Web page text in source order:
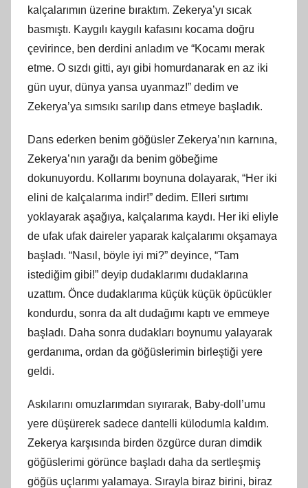
kalçalarımın üzerine bıraktım. Zekerya’yı sıcak
basmıştı. Kaygılı kaygılı kafasını kocama doğru
çevirince, ben derdini anladım ve “Kocamı merak
etme. O sızdı gitti, ayı gibi homurdanarak en az iki
gün uyur, dünya yansa uyanmaz!” dedim ve
Zekerya’ya sımsıkı sarılıp dans etmeye başladık.
Dans ederken benim göğüsler Zekerya’nın karnına,
Zekerya’nın yarağı da benim göbeğime
dokunuyordu. Kollarımı boynuna dolayarak, “Her iki
elini de kalçalarıma indir!” dedim. Elleri sırtımı
yoklayarak aşağıya, kalçalarıma kaydı. Her iki eliyle
de ufak ufak daireler yaparak kalçalarımı okşamaya
başladı. “Nasıl, böyle iyi mi?” deyince, “Tam
istediğim gibi!” deyip dudaklarımı dudaklarına
uzattım. Önce dudaklarıma küçük küçük öpücükler
kondurdu, sonra da alt dudağımı kaptı ve emmeye
başladı. Daha sonra dudakları boynumu yalayarak
gerdanıma, ordan da göğüslerimin birleştiği yere
geldi.
Askılarını omuzlarımdan sıyırarak, Baby-doll’umu
yere düşürerek sadece dantelli külodumla kaldım.
Zekerya karşısında birden özgürce duran dimdik
göğüslerimi görünce başladı daha da sertleşmiş
göğüs uçlarımı yalamaya. Sırayla biraz birini, biraz